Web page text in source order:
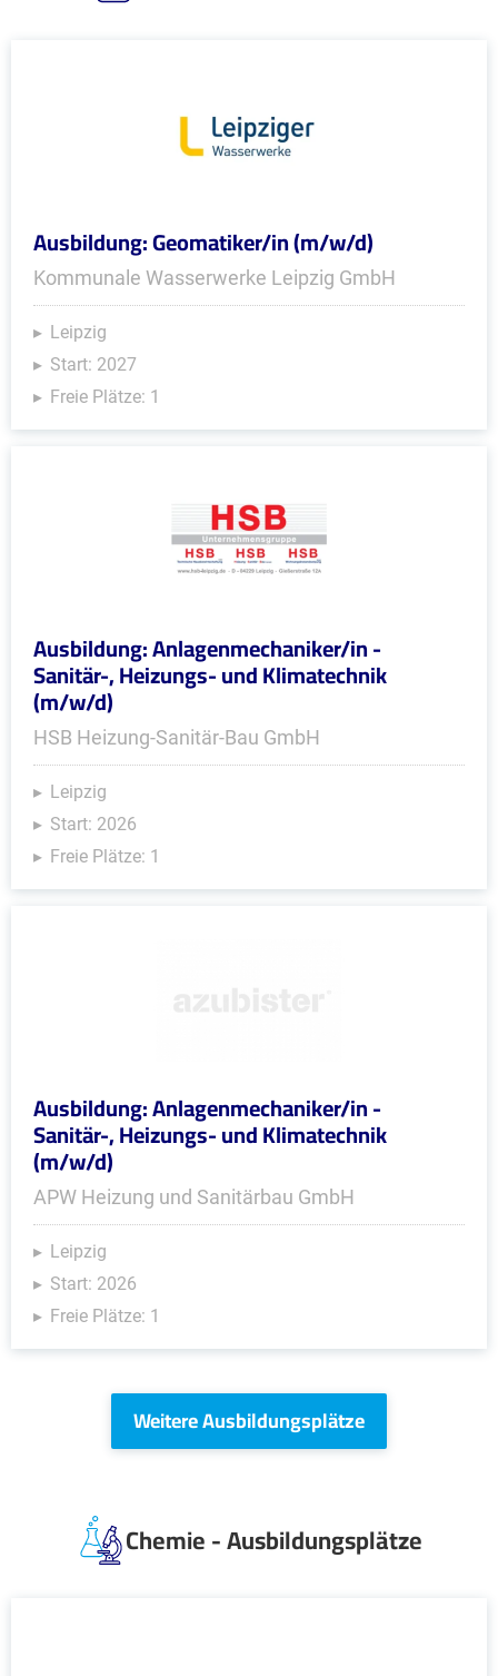
Ausbildung: Geomatiker/in (m/w/d)
Kommunale Wasserwerke Leipzig GmbH
Leipzig
Start: 2027
Freie Plätze: 1
Ausbildung: Anlagenmechaniker/in -
Sanitär-, Heizungs- und Klimatechnik
(m/w/d)
HSB Heizung-Sanitär-Bau GmbH
Leipzig
Start: 2026
Freie Plätze: 1
Ausbildung: Anlagenmechaniker/in -
Sanitär-, Heizungs- und Klimatechnik
(m/w/d)
APW Heizung und Sanitärbau GmbH
Leipzig
Start: 2026
Freie Plätze: 1
Weitere Ausbildungsplätze
Chemie - Ausbildungsplätze